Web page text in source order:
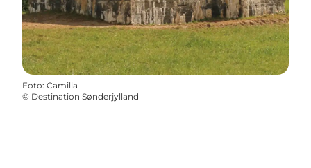
Foto: Camilla
© Destination Sønderjylland